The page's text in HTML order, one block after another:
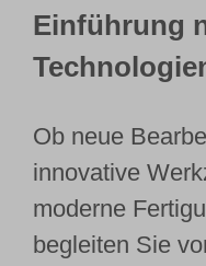
Einführung
Ob neue
innovative
moderne
begleiten Sie